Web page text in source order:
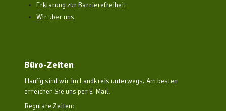
Erklärung zur Barrierefreiheit
Wir über uns
Büro-Zeiten
Häufig sind wir im Landkreis unterwegs. Am besten
erreichen Sie uns per E-Mail.
Reguläre Zeiten: